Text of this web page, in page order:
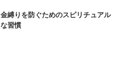
金縛りを防ぐためのスピリチュアル
な習慣